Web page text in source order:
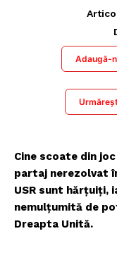
Adaugă-
Cine scoate din joc
partaj nerezolvat
USR sunt hărțuiți,
nemulțumită de
Dreapta Unită.